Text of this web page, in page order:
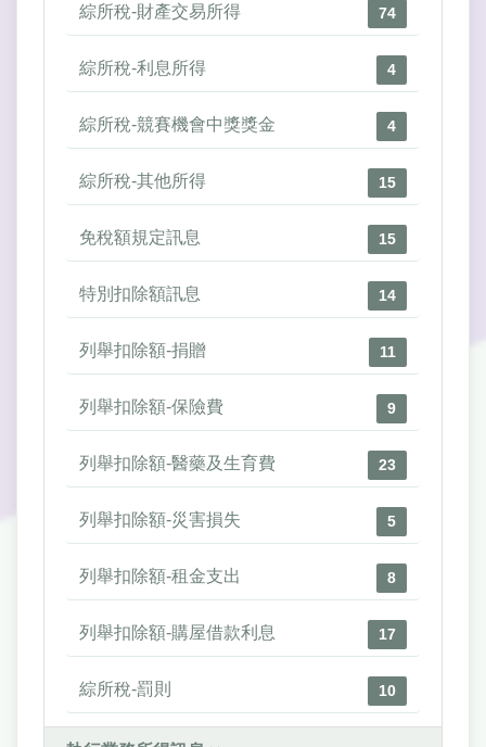
綜所稅-財產交易所得 74
綜所稅-利息所得 4
綜所稅-競賽機會中獎獎金 4
綜所稅-其他所得 15
免稅額規定訊息 15
特別扣除額訊息 14
列舉扣除額-捐贈 11
列舉扣除額-保險費 9
列舉扣除額-醫藥及生育費 23
列舉扣除額-災害損失 5
列舉扣除額-租金支出 8
列舉扣除額-購屋借款利息 17
綜所稅-罰則 10